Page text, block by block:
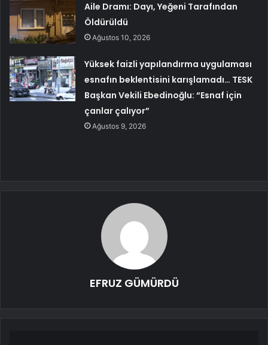
Aile Dramı: Dayı, Yeğeni Tarafından
Öldürüldü
Ağustos 10, 2026
Yüksek faizli yapılandırma uygulaması
esnafın beklentisini karışlamadı… TESK
Başkan Vekili Ebedinoğlu: “Esnaf için
çanlar çalıyor”
Ağustos 9, 2026
EFRUZ GÜMÜRDÜ